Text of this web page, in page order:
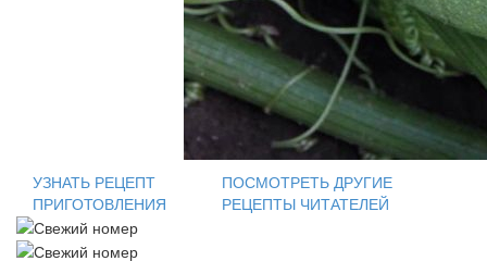
УЗНАТЬ РЕЦЕПТ
ПРИГОТОВЛЕНИЯ
ПОСМОТРЕТЬ ДРУГИЕ
РЕЦЕПТЫ ЧИТАТЕЛЕЙ